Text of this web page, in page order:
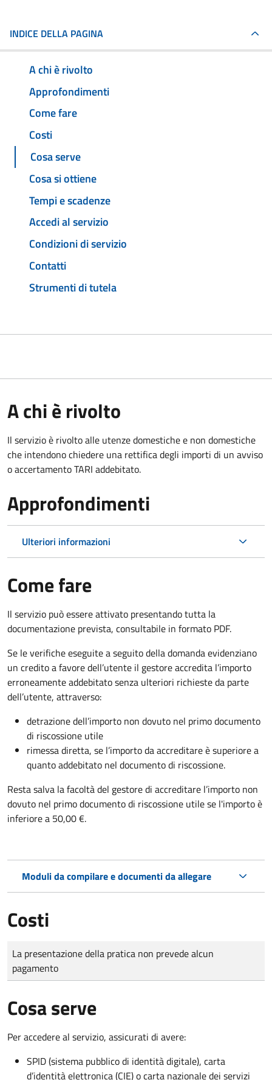
INDICE DELLA PAGINA
A chi è rivolto
Approfondimenti
Come fare
Costi
Cosa serve
Cosa si ottiene
Tempi e scadenze
Accedi al servizio
Condizioni di servizio
Contatti
Strumenti di tutela
A chi è rivolto
Il servizio è rivolto alle utenze domestiche e non domestiche
che intendono chiedere una rettifica degli importi di un avviso
o accertamento TARI addebitato.
Approfondimenti
Ulteriori informazioni
Come fare
Il servizio può essere attivato presentando tutta la
documentazione prevista, consultabile in formato PDF.
Se le verifiche eseguite a seguito della domanda evidenziano
un credito a favore dell’utente il gestore accredita l’importo
erroneamente addebitato senza ulteriori richieste da parte
dell’utente, attraverso:
detrazione dell’importo non dovuto nel primo documento
di riscossione utile
rimessa diretta, se l’importo da accreditare è superiore a
quanto addebitato nel documento di riscossione.
Resta salva la facoltà del gestore di accreditare l’importo non
dovuto nel primo documento di riscossione utile se l'importo è
inferiore a 50,00 €.
Moduli da compilare e documenti da allegare
Costi
Tipo di pagamento
Importo
La presentazione della pratica non prevede alcun
pagamento
Cosa serve
Per accedere al servizio, assicurati di avere:
SPID (sistema pubblico di identità digitale), carta
d’identità elettronica (CIE) o carta nazionale dei servizi